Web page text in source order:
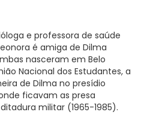
e professora de saúde
é amiga de Dilma
nasceram em Belo
Nacional dos Estudantes, a
de Dilma no presídio
ficavam as presa
militar (1965-1985).